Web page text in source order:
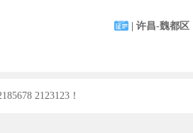
| 许昌-魏都区
】,若有问题，请联系人才网客服0374-2185678 2123123！